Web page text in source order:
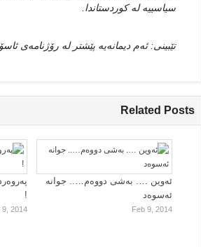
سیاسییه‌ له‌ كوردستاندا.
تێبینی: ئه‌م دیمانه‌یه‌ پێشتر له‌ رۆژنامه‌ی
Related Posts
!
9, 2014
ئەوین …. بەشی دووەم….. جوانە
ئەسوەد
Feb 9, 2014